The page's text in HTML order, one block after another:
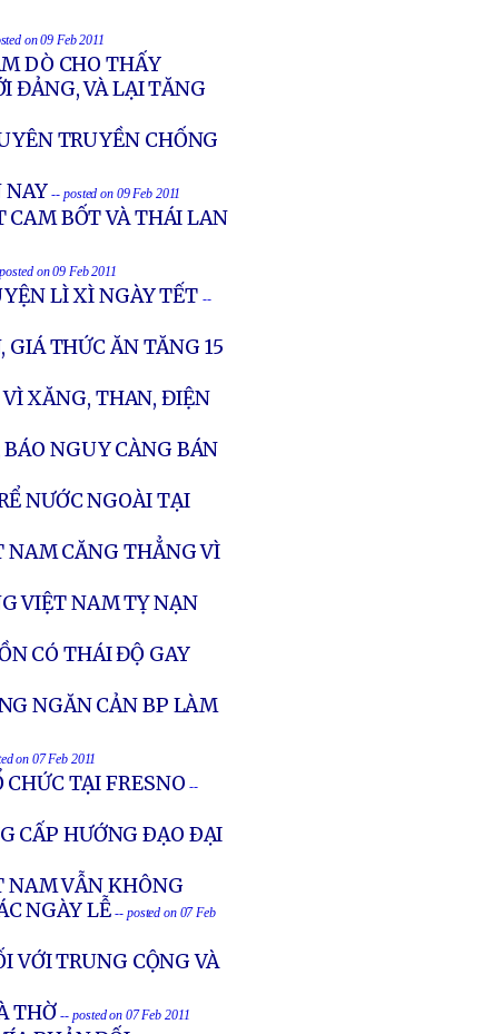
on 09 Feb 2011
DÒ CHO THẤY
ĐẢNG, VÀ LẠI TĂNG
TRUYỀN CHỐNG
NAY -- posted on 09 Feb 2011
BỐT VÀ THÁI LAN
on 09 Feb 2011
LÌ XÌ NGÀY TẾT --
GIÁ THỨC ĂN TĂNG 15
VÌ XĂNG, THAN, ĐIỆN
NGUY CÀNG BÁN
NƯỚC NGOÀI TẠI
NAM CĂNG THẲNG VÌ
VIỆT NAM TỴ NẠN
CÓ THÁI ĐỘ GAY
NGĂN CẢN BP LÀM
on 07 Feb 2011
CHỨC TẠI FRESNO--
CẤP HƯỚNG ÐẠO ÐẠI
NAM VẪN KHÔNG
NGÀY LỄ -- posted on 07 Feb
VỚI TRUNG CỘNG VÀ
THỜ-- posted on 07 Feb 2011